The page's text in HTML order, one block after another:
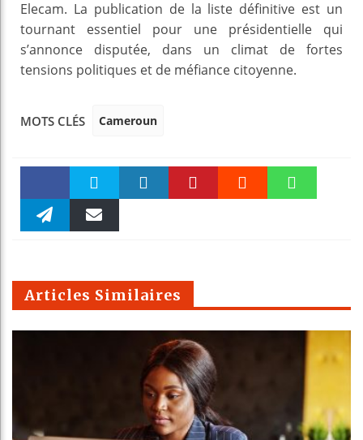
Elecam. La publication de la liste définitive est un
tournant essentiel pour une présidentielle qui
s’annonce disputée, dans un climat de fortes
tensions politiques et de méfiance citoyenne.
MOTS CLÉS Cameroun
Faceboo Twitter
m
Articles Similaires